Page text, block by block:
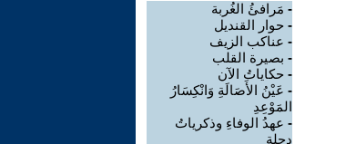
- مَرافئُ الغُربة
- حوار القنديل
- عناكب الزيف
- بصيرة القلب
- حكاياتُ الآن
- عَيْنُ الأَصَالَةِ وَانْكِسَارُ
المَوْعِدِ
- عهدُ الوفاءِ وذكرياتُ
دجلة